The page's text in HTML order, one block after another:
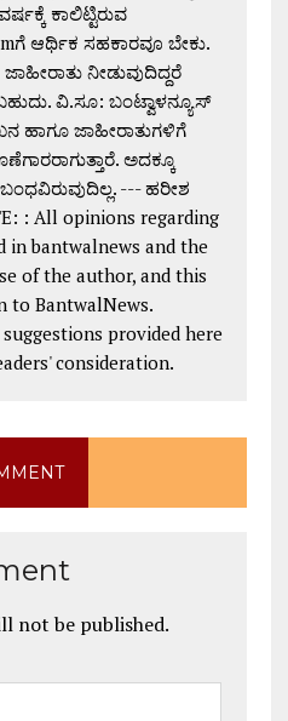
ಕಾಲಿಟ್ಟಿರುವ
ಆರ್ಥಿಕ ಸಹಕಾರವೂ ಬೇಕು.
ನೀಡುವುದಿದ್ದರೆ
ವಿ.ಸೂ: ಬಂಟ್ವಾಳನ್ಯೂಸ್
ಹಾಗೂ ಜಾಹೀರಾತುಗಳಿಗೆ
ಅದಕ್ಕೂ
--- ಹರೀಶ
: All opinions regarding
in bantwalnews and the
of the author, and this
to BantwalNews.
provided here
consideration.
not be published.